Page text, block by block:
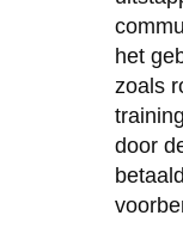
het
zoals
door